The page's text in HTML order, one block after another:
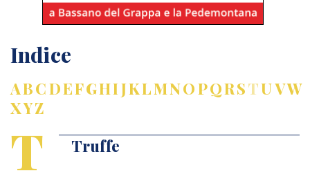
Indice
ABCDEFGHIJKLMNOPQRSTUVW
XYZ
T Truffe